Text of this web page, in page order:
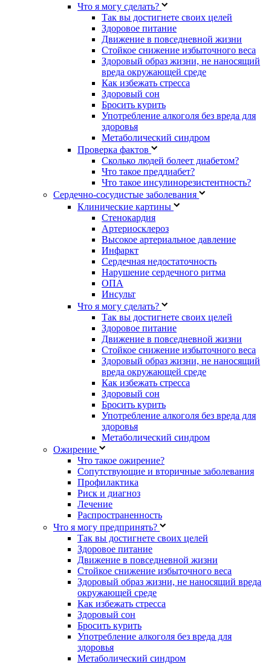
Что я могу сделать?
Так вы достигнете своих целей
Здоровое питание
Движение в повседневной жизни
Стойкое снижение избыточного веса
Здоровый образ жизни, не наносящий
вреда окружающей среде
Как избежать стресса
Здоровый сон
Бросить курить
Употребление алкоголя без вреда для
здоровья
Метаболический синдром
Проверка фактов
Сколько людей болеет диабетом?
Что такое преддиабет?
Что такое инсулинорезистентность?
Сердечно-сосудистые заболевания
Клинические картины
Стенокардия
Артериосклероз
Высокое артериальное давление
Инфаркт
Сердечная недостаточность
Нарушение сердечного ритма
ОПА
Инсульт
Что я могу сделать?
Так вы достигнете своих целей
Здоровое питание
Движение в повседневной жизни
Стойкое снижение избыточного веса
Здоровый образ жизни, не наносящий
вреда окружающей среде
Как избежать стресса
Здоровый сон
Бросить курить
Употребление алкоголя без вреда для
здоровья
Метаболический синдром
Ожирение
Что такое ожирение?
Сопутствующие и вторичные заболевания
Профилактика
Риск и диагноз
Лечение
Распространенность
Что я могу предпринять?
Так вы достигнете своих целей
Здоровое питание
Движение в повседневной жизни
Стойкое снижение избыточного веса
Здоровый образ жизни, не наносящий вреда
окружающей среде
Как избежать стресса
Здоровый сон
Бросить курить
Употребление алкоголя без вреда для
здоровья
Метаболический синдром